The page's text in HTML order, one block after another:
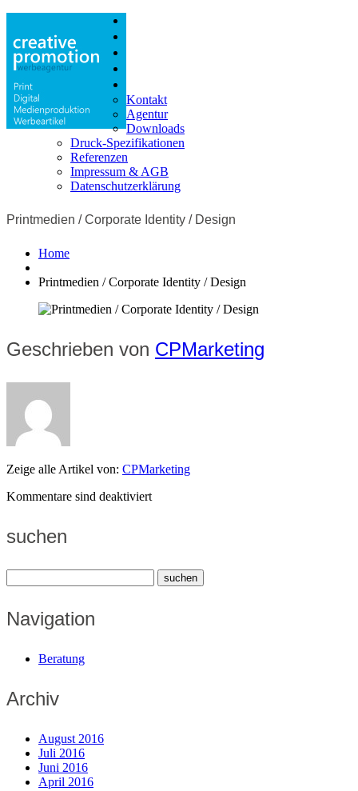
Kontakt
Agentur
Downloads
Druck-Spezifikationen
Referenzen
Impressum & AGB
Datenschutzerklärung
Printmedien / Corporate Identity / Design
Home
Printmedien / Corporate Identity / Design
Geschrieben von CPMarketing
Zeige alle Artikel von: CPMarketing
Kommentare sind deaktiviert
suchen
Navigation
Beratung
Archiv
August 2016
Juli 2016
Juni 2016
April 2016